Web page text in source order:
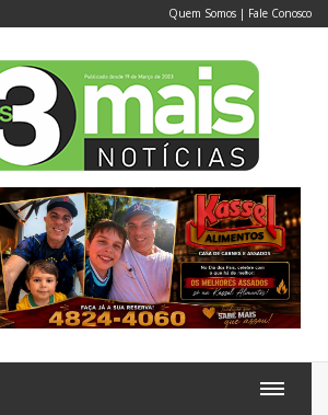
Quem Somos | Fale Conosco